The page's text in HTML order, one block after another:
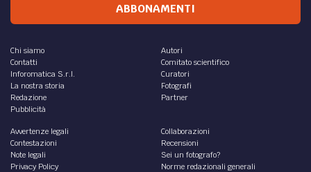
ABBONAMENTI
Chi siamo
Contatti
Inforomatica S.r.l.
La nostra storia
Redazione
Pubblicità
Autori
Comitato scientifico
Curatori
Fotografi
Partner
Avvertenze legali
Contestazioni
Note legali
Privacy Policy
Collaborazioni
Recensioni
Sei un fotografo?
Norme redazionali generali